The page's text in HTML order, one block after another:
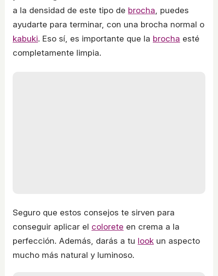
a la densidad de este tipo de brocha , puedes
ayudarte para terminar, con una brocha normal o
kabuki. Eso sí, es importante que la brocha esté
completamente limpia.
Seguro que estos consejos te sirven para
conseguir aplicar el colorete en crema a la
perfección. Además, darás a tu look un aspecto
mucho más natural y luminoso.